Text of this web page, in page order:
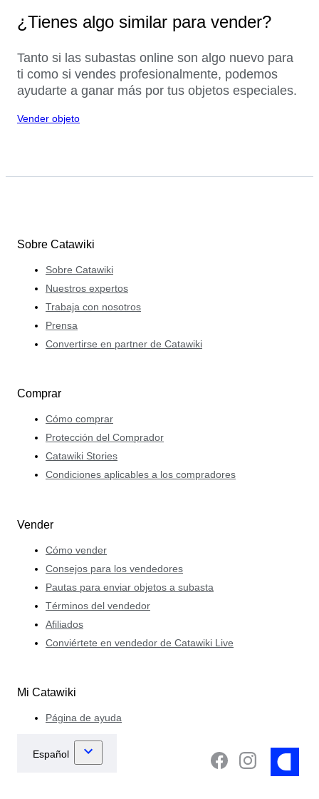
¿Tienes algo similar para vender?
Tanto si las subastas online son algo nuevo para
ti como si vendes profesionalmente, podemos
ayudarte a ganar más por tus objetos especiales.
Vender objeto
Sobre Catawiki
Sobre Catawiki
Nuestros expertos
Trabaja con nosotros
Prensa
Convertirse en partner de Catawiki
Comprar
Cómo comprar
Protección del Comprador
Catawiki Stories
Condiciones aplicables a los compradores
Vender
Cómo vender
Consejos para los vendedores
Pautas para enviar objetos a subasta
Términos del vendedor
Afiliados
Conviértete en vendedor de Catawiki Live
Mi Catawiki
Página de ayuda